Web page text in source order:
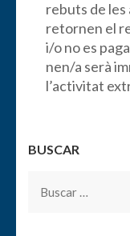
rebuts de
retornen el
i/o no es
nen/a serà
l’activitat
BUSCAR
Buscar: